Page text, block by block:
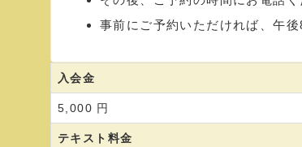
事前にご予約いただければ、午後
入会金
5,000 円
テキスト料金